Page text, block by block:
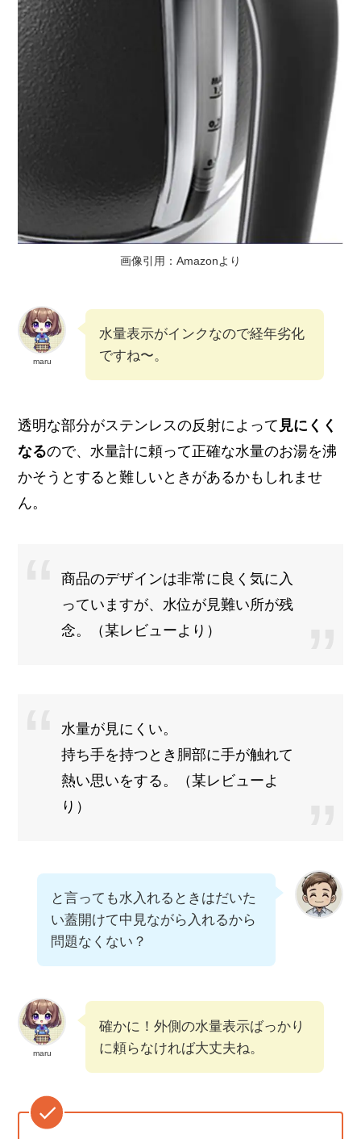
画像引用：Amazonより
maru
水量表示がインクなので経年劣化
ですね〜。
透明な部分がステンレスの反射によって 見にくく
なるので、水量計に頼って正確な水量のお湯を沸
かそうとすると難しいときがあるかもしれませ
ん。
商品のデザインは非常に良く気に入
っていますが、水位が見難い所が残
念。（某レビューより）
水量が見にくい。
持ち手を持つとき胴部に手が触れて
熱い思いをする。（某レビューよ
り）
と言っても水入れるときはだいた
い蓋開けて中見ながら入れるから
問題なくない？
maru
確かに！外側の水量表示ばっかり
に頼らなければ大丈夫ね。